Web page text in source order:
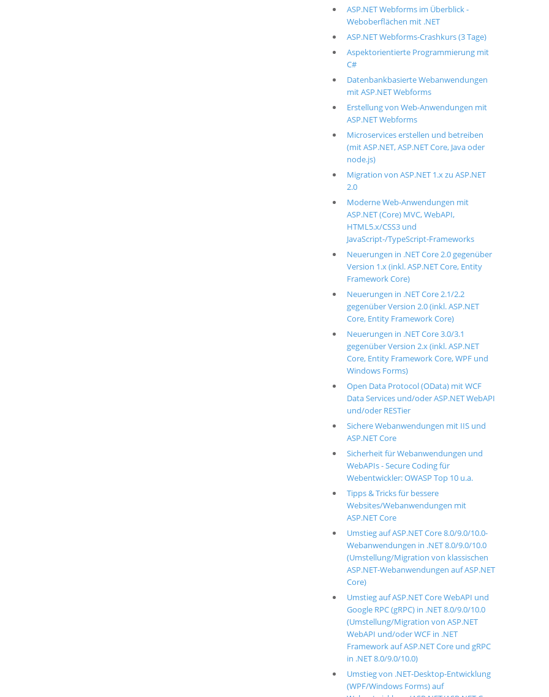
ASP.NET Webforms im Überblick -
Weboberflächen mit .NET
ASP.NET Webforms-Crashkurs (3 Tage)
Aspektorientierte Programmierung mit
C#
Datenbankbasierte Webanwendungen
mit ASP.NET Webforms
Erstellung von Web-Anwendungen mit
ASP.NET Webforms
Microservices erstellen und betreiben
(mit ASP.NET, ASP.NET Core, Java oder
node.js)
Migration von ASP.NET 1.x zu ASP.NET
2.0
Moderne Web-Anwendungen mit
ASP.NET (Core) MVC, WebAPI,
HTML5.x/CSS3 und
JavaScript-/TypeScript-Frameworks
Neuerungen in .NET Core 2.0 gegenüber
Version 1.x (inkl. ASP.NET Core, Entity
Framework Core)
Neuerungen in .NET Core 2.1/2.2
gegenüber Version 2.0 (inkl. ASP.NET
Core, Entity Framework Core)
Neuerungen in .NET Core 3.0/3.1
gegenüber Version 2.x (inkl. ASP.NET
Core, Entity Framework Core, WPF und
Windows Forms)
Open Data Protocol (OData) mit WCF
Data Services und/oder ASP.NET WebAPI
und/oder RESTier
Sichere Webanwendungen mit IIS und
ASP.NET Core
Sicherheit für Webanwendungen und
WebAPIs - Secure Coding für
Webentwickler: OWASP Top 10 u.a.
Tipps & Tricks für bessere
Websites/Webanwendungen mit
ASP.NET Core
Umstieg auf ASP.NET Core 8.0/9.0/10.0-
Webanwendungen in .NET 8.0/9.0/10.0
(Umstellung/Migration von klassischen
ASP.NET-Webanwendungen auf ASP.NET
Core)
Umstieg auf ASP.NET Core WebAPI und
Google RPC (gRPC) in .NET 8.0/9.0/10.0
(Umstellung/Migration von ASP.NET
WebAPI und/oder WCF in .NET
Framework auf ASP.NET Core und gRPC
in .NET 8.0/9.0/10.0)
Umstieg von .NET-Desktop-Entwicklung
(WPF/Windows Forms) auf